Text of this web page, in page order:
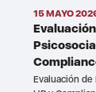
15 MAYO
Evaluación de